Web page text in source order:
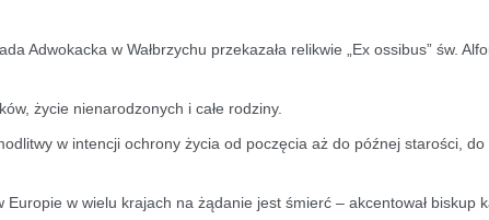
Adwokacka w Wałbrzychu przekazała relikwie „Ex ossibus” św.
życie nienarodzonych i całe rodziny.
w intencji ochrony życia od poczęcia aż do późnej starości, do
w wielu krajach na żądanie jest śmierć – akcentował biskup